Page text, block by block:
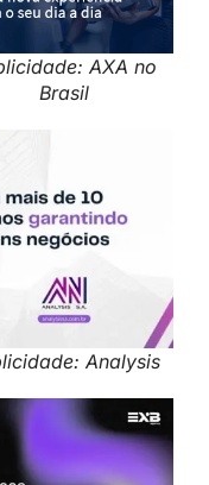
AXA no
Brasil
Analysis